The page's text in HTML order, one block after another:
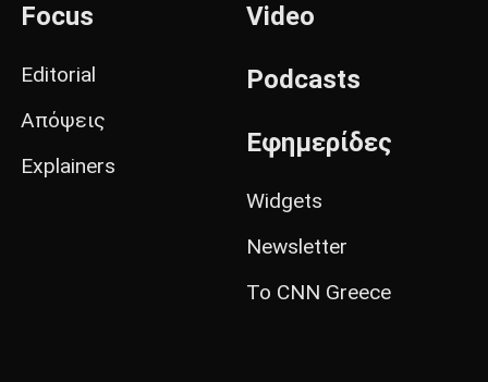
Focus
Editorial
Απόψεις
Explainers
Video
Podcasts
Εφημερίδες
Widgets
Newsletter
Το CNN Greece